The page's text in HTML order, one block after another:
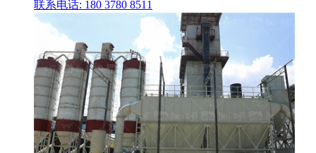
联系电话: 180 3780 8511